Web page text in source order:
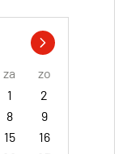
za
zo
1
2
8
9
15
16